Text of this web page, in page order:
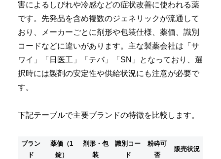
害によるしびれや冷感などの症状改善に使われる薬
です。先発品を含め複数のジェネリックが流通して
おり、メーカーごとに剤形や包装仕様、薬価、識別
コードなどに違いがあります。主な製薬会社は「サ
ワイ」「日医工」「テバ」「SN」となっており、選
択時には製剤の安定性や供給状況にも注意が必要で
す。
下記テーブルで主要ブランドの特徴を比較します。
ブラン
ド
薬価（1
錠）
剤形・包
装
識別コー
ド
粉砕可
否
販売状況